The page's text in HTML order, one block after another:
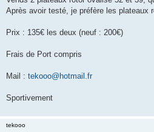
n
l
Après avoir testé, je préfère les plateaux
Prix : 135€ les deux (neuf : 200€)
Frais de Port compris
Mail : tekooo@hotmail.fr
Sportivement
tekooo